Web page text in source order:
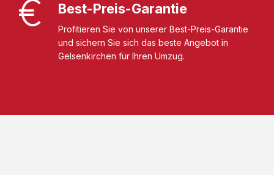
Best-Preis-Garantie
Profitieren Sie von unserer Best-Preis-Garantie
und sichern Sie sich das beste Angebot in
Gelsenkirchen für Ihren Umzug.